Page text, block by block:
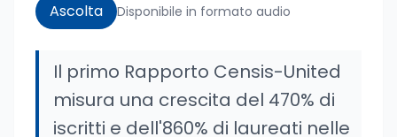
Ascolta Disponibile in formato audio
Il primo Rapporto Censis-United
misura una crescita del 470% di
iscritti e dell'860% di laureati nelle